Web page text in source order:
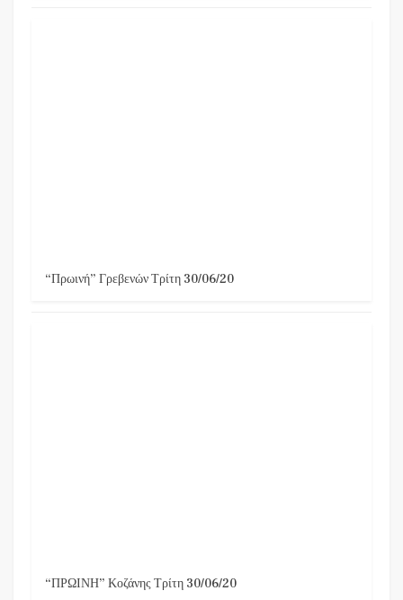
“Πρωινή” Γρεβενών Τρίτη 30/06/20
“ΠΡΩΙΝΗ” Κοζάνης Τρίτη 30/06/20